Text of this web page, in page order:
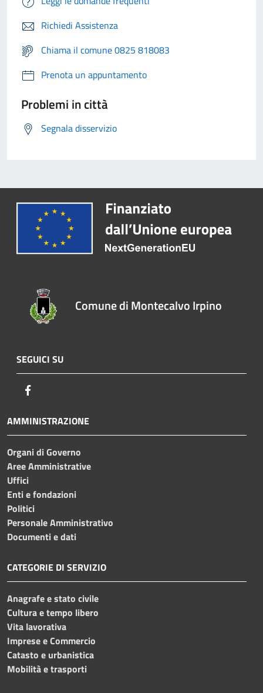
Richiedi Assistenza
Chiama il comune 0825 818083
Prenota un appuntamento
Problemi in città
Segnala disservizio
Comune di Montecalvo Irpino
SEGUICI SU
AMMINISTRAZIONE
Organi di Governo
Aree Amministrative
Uffici
Enti e fondazioni
Politici
Personale Amministrativo
Documenti e dati
CATEGORIE DI SERVIZIO
Anagrafe e stato civile
Cultura e tempo libero
Vita lavorativa
Imprese e Commercio
Catasto e urbanistica
Mobilità e trasporti